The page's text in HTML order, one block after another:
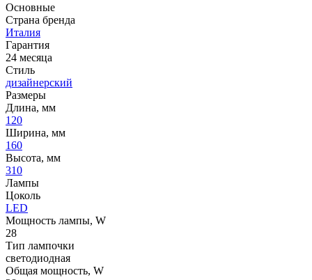
Основные
Страна бренда
Италия
Гарантия
24 месяца
Стиль
дизайнерский
Размеры
Длина, мм
120
Ширина, мм
160
Высота, мм
310
Лампы
Цоколь
LED
Мощность лампы, W
28
Тип лампочки
светодиодная
Общая мощность, W